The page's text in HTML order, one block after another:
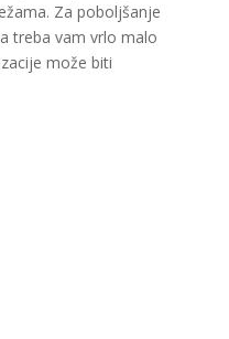
Za poboljšanje
treba vam vrlo malo
može biti